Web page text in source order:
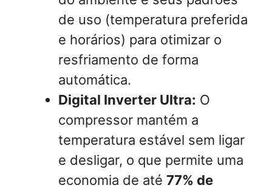
de uso (temperatura preferida
e horários) para otimizar o
resfriamento de forma
automática.
Digital Inverter Ultra: O
compressor mantém a
temperatura estável sem ligar
e desligar, o que permite uma
economia de até 77% de